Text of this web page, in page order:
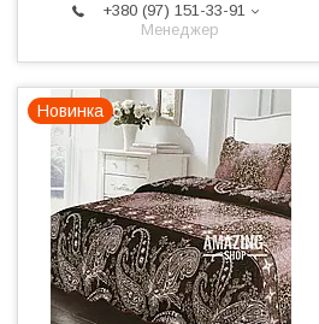
+380 (97) 151-33-91
Менеджер
Новинка